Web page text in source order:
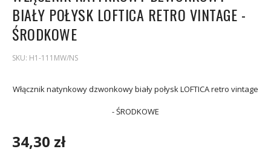
BIAŁY POŁYSK LOFTICA RETRO VINTAGE -
ŚRODKOWE
SKU: H1-111MW/NS
Włącznik natynkowy dzwonkowy biały połysk LOFTICA retro vintage
- ŚRODKOWE
34,30 zł